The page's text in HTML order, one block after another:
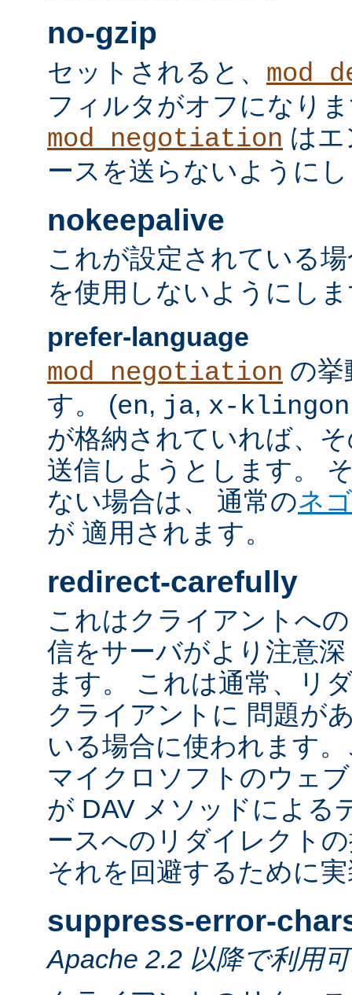
no-gzip
セットされると、
フィルタがオフになり
mod_negotiation は
ースを送らないように
nokeepalive
これが設定されている
を使用しないようにし
prefer-language
mod_negotiation の挙
す。 (en, ja, x-klingon
が格納されていれば、
送信しようとします。
ない場合は、 通常のネ
が 適用されます。
redirect-carefully
これはクライアントへ
信をサーバがより注意
ます。 これは通常、リ
クライアントに 問題が
いる場合に使われます
マイクロソフトのウェ
が DAV メソッドによる
ースへのリダイレクト
それを回避するために
suppress-error-
Apache 2.2 以降で利用